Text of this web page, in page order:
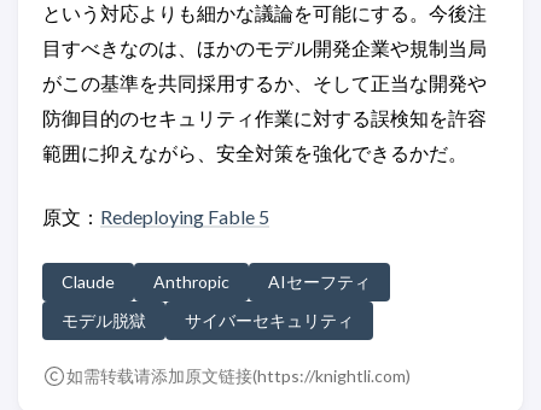
という対応よりも細かな議論を可能にする。今後注
目すべきなのは、ほかのモデル開発企業や規制当局
がこの基準を共同採用するか、そして正当な開発や
防御目的のセキュリティ作業に対する誤検知を許容
範囲に抑えながら、安全対策を強化できるかだ。
原文： Redeploying Fable 5
Claude Anthropic
AIセーフティ
モデル脱獄
サイバーセキュリティ
如需转载请添加原文链接(https://knightli.com)